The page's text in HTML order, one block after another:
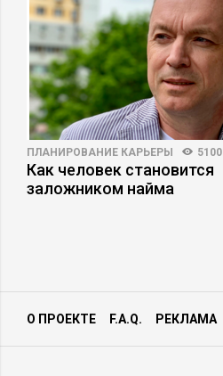
ПЛАНИРОВАНИЕ КАРЬЕРЫ 5100
Как человек становится
заложником найма
О ПРОЕКТЕ F.A.Q. РЕКЛАМА